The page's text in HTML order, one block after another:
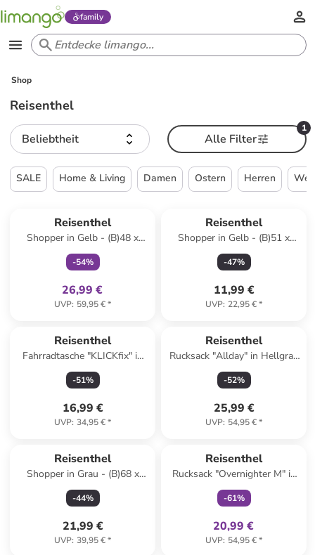
family
Shop
Reisenthel
Beliebtheit
1
Alle Filter
SALE Home & Living Damen Ostern Herren
Reisenthel
Shopper in Gelb - (B)48 x
(H)29 x (T)28 cm
-54%
26,99 €
UVP: 59,95 €*
Reisenthel
Shopper in Gelb - (B)51 x
(H)30,5 x (T)26 cm
-47%
11,99 €
UVP: 22,95 €*
Reisenthel
Fahrradtasche "KLICKfix" in
Bunt - (B)26 x (H)34 x (T)25
cm
-51%
16,99 €
UVP: 34,95 €*
Reisenthel
Rucksack "Allday" in Hellgrau
- (B)30 x (H)39 x (T)13 cm
-52%
25,99 €
UVP: 54,95 €*
Reisenthel
Shopper in Grau - (B)68 x
(H)45,5 x (T)20 cm
-44%
21,99 €
UVP: 39,95 €*
Reisenthel
Rucksack "Overnighter M" in
Dunkelblau - (B)30 x (H)41 x
(T)15 cm
-61%
20,99 €
UVP: 54,95 €*